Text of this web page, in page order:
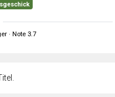
· Note 3.7